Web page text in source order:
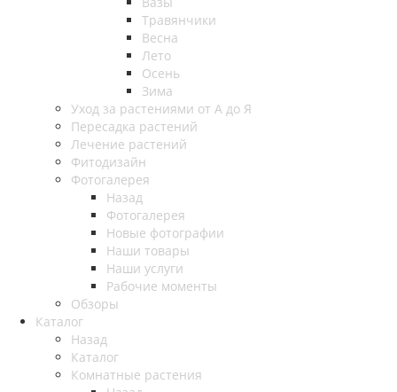
Травянчики
Весна
Лето
Осень
Зима
Уход за растениями от А до Я
Пересадка растений
Лечение растений
Фитодизайн
Фотогалерея
Назад
Фотогалерея
Новые фотографии
Наши товары
Наши услуги
Рабочие моменты
Обзоры
Каталог
Назад
Каталог
Комнатные растения